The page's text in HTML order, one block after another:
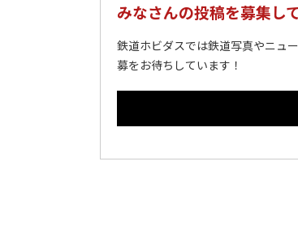
みなさんの投稿を募集し
鉄道ホビダスでは鉄道写真やニュ
募をお待ちしています！